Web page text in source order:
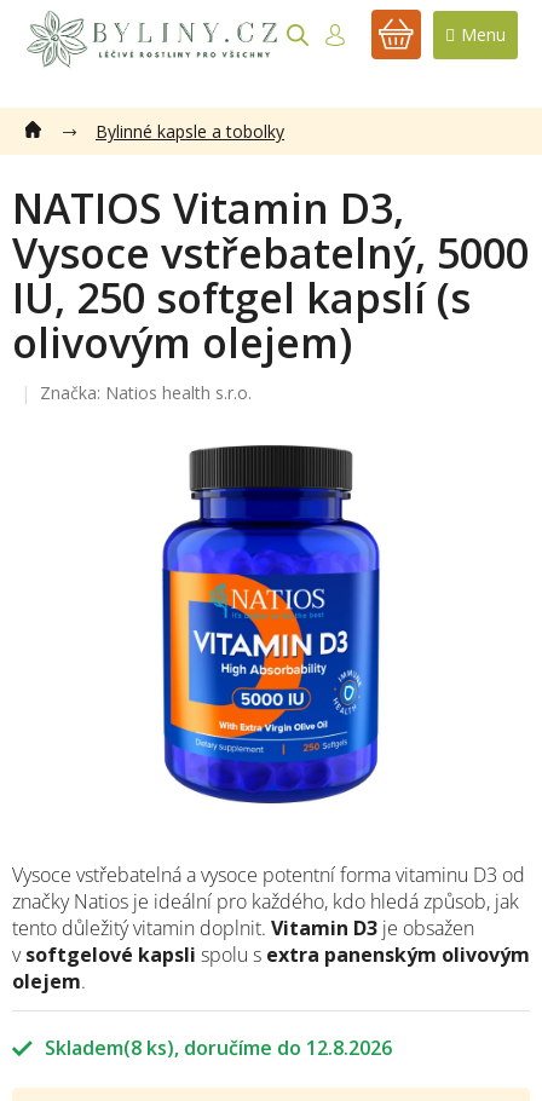
obsah
NÁKUPNÍ
Bylinné kapsle a tobolky
NATIOS Vitamin D3,
Vysoce vstřebatelný, 5000
IU, 250 softgel kapslí (s
olivovým olejem)
Značka: Natios health s.r.o.
Skladem(8 ks) 12.8.2026
Vysoce vstřebatelná a vysoce potentní forma vitaminu D3 od
značky Natios je ideální pro každého, kdo hledá způsob, jak
tento důležitý vitamin doplnit. Vitamin D3 je obsažen
v softgelové kapsli spolu s extra panenským olivovým
olejem.